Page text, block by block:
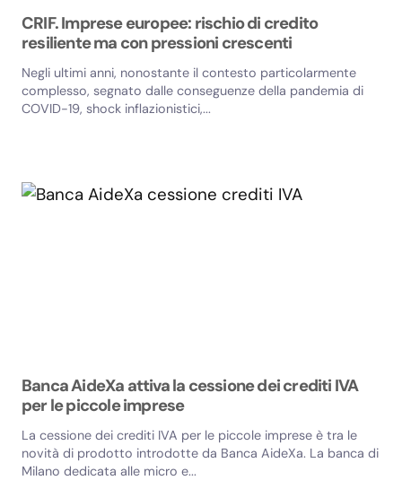
CRIF. Imprese europee: rischio di credito
resiliente ma con pressioni crescenti
Negli ultimi anni, nonostante il contesto particolarmente
complesso, segnato dalle conseguenze della pandemia di
COVID-19, shock inflazionistici,...
Banca AideXa attiva la cessione dei crediti IVA
per le piccole imprese
La cessione dei crediti IVA per le piccole imprese è tra le
novità di prodotto introdotte da Banca AideXa. La banca di
Milano dedicata alle micro e...